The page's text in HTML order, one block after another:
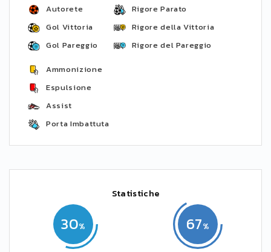
Autorete
Gol Vittoria
Gol Pareggio
Rigore Parato
Rigore della Vittoria
Rigore del Pareggio
Ammonizione
Espulsione
Assist
Porta Imbattuta
Statistiche
30 67